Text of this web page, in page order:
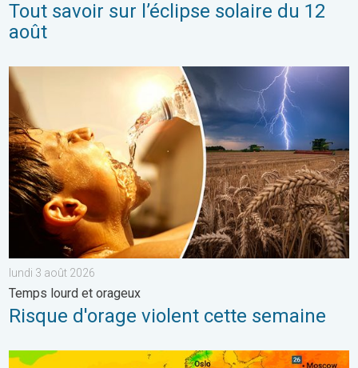
Tout savoir sur l’éclipse solaire du 12
août
Risque d'orage violent cette semaine. Temps lourd et
lundi 3 août 2026
Temps lourd et orageux
Risque d'orage violent cette semaine
Une vague de chaleur exceptionnelle s'installe. Températures